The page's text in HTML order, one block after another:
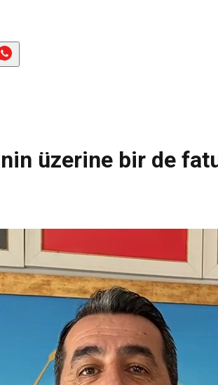
üzerine bir de